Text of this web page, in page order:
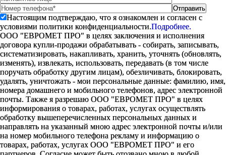
Настоящим подтверждаю, что я ознакомлен и согласен с
условиями политики конфиденциальности.Подробнее.
ООО "ЕВРОМЕТ ПРО" в целях заключения и исполнения
договора купли-продажи обрабатывать - собирать, записывать,
систематизировать, накапливать, хранить, уточнять (обновлять,
изменять), извлекать, использовать, передавать (в том числе
поручать обработку другим лицам), обезличивать, блокировать,
удалять, уничтожать - мои персональные данные: фамилию, имя,
номера домашнего и мобильного телефонов, адрес электронной
почты. Также я разрешаю ООО "ЕВРОМЕТ ПРО" в целях
информирования о товарах, работах, услугах осуществлять
обработку вышеперечисленных персональных данных и
направлять на указанный мною адрес электронной почты и/или
на номер мобильного телефона рекламу и информацию о
товарах, работах, услугах ООО "ЕВРОМЕТ ПРО" и его